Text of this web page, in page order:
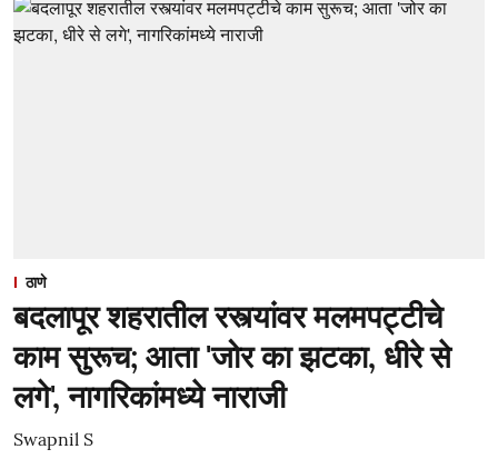
ठाणे
बदलापूर शहरातील रस्त्यांवर मलमपट्टीचे
काम सुरूच; आता 'जोर का झटका, धीरे से
लगे', नागरिकांमध्ये नाराजी
Swapnil S